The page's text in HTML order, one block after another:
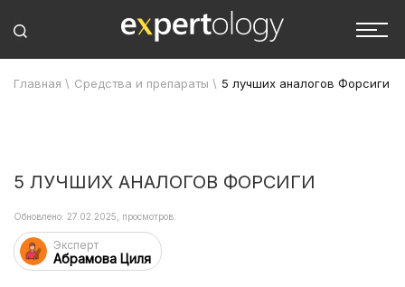
Главная \ Средства и препараты \ 5 лучших аналогов Форсиги
5 ЛУЧШИХ АНАЛОГОВ ФОРСИГИ
Эксперт
Абрамова Циля
Обновлено: 27.02.2025, просмотров: